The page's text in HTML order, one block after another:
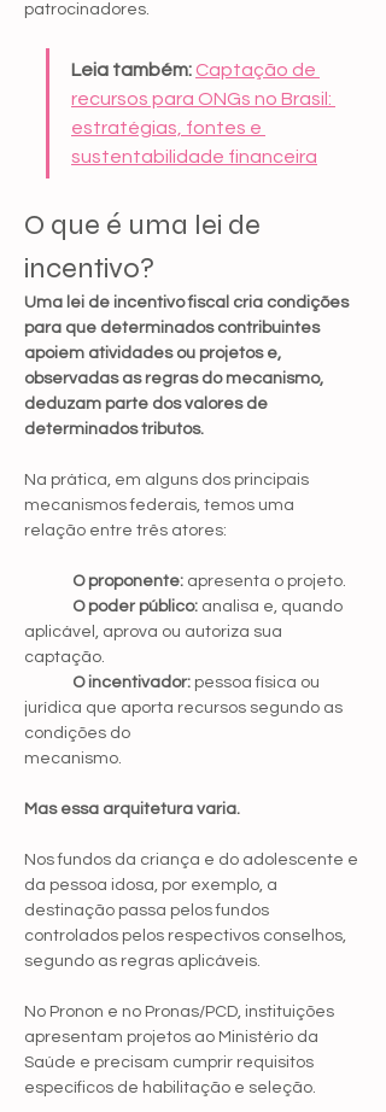
patrocinadores.
Leia também: Captação de
recursos para ONGs no Brasil:
estratégias, fontes e
sustentabilidade financeira
O que é uma lei de
incentivo?
Uma lei de incentivo fiscal cria condições
para que determinados contribuintes
apoiem atividades ou projetos e,
observadas as regras do mecanismo,
deduzam parte dos valores de
determinados tributos.
Na prática, em alguns dos principais
mecanismos federais, temos uma
relação entre três atores:
	O proponente:
apresenta o projeto.
	O poder público:
analisa e, quando
aplicável, aprova ou autoriza sua
captação.
	O incentivador:
pessoa física ou
jurídica que aporta recursos segundo as
condições do
mecanismo.
Mas essa arquitetura varia.
Nos fundos da criança e do adolescente e
da pessoa idosa, por exemplo, a
destinação passa pelos fundos
controlados pelos respectivos conselhos,
segundo as regras aplicáveis.
No Pronon e no Pronas/PCD, instituições
apresentam projetos ao Ministério da
Saúde e precisam cumprir requisitos
específicos de habilitação e seleção.